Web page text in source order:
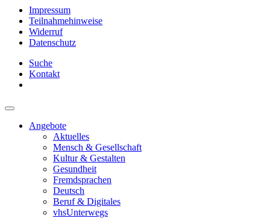
Impressum
Teilnahmehinweise
Widerruf
Datenschutz
Suche
Kontakt
Angebote
Aktuelles
Mensch & Gesellschaft
Kultur & Gestalten
Gesundheit
Fremdsprachen
Deutsch
Beruf & Digitales
vhsUnterwegs